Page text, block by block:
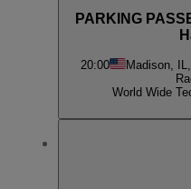
PARKING
20:00 Madison,
World Wide